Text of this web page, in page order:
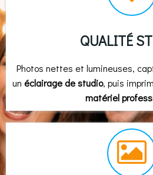
QUALITÉ
Photos nettes et lumineuses,
un éclairage de studio, puis
matériel